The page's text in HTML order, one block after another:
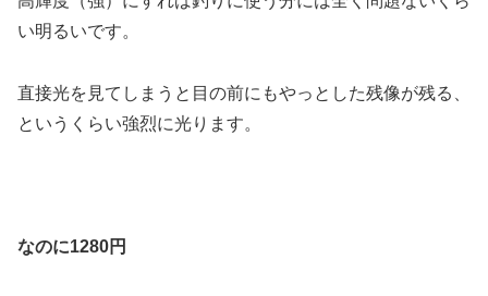
い明るいです。
直接光を見てしまうと目の前にもやっとした残像が残る、
というくらい強烈に光ります。
なのに1280円